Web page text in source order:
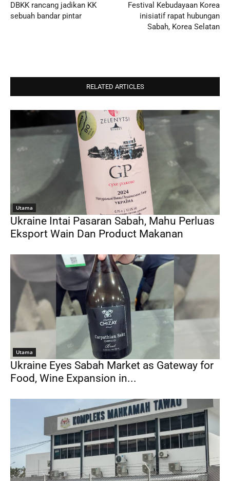
DBKK rancang jadikan KK
sebuah bandar pintar
Festival Kebudayaan Korea
inisiatif rapat hubungan
Sabah, Korea Selatan
RELATED ARTICLES
Utama
Ukraine Intai Pasaran Sabah, Mahu Perluas
Eksport Wain Dan Product Makanan
Utama
Ukraine Eyes Sabah Market as Gateway for
Food, Wine Expansion in...